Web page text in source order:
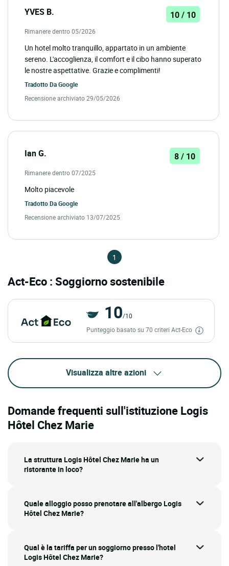
YVES B. 10 / 10
Rimanere dentro 05/2026
Un hotel molto tranquillo, appartato in un ambiente
sereno. L'accoglienza, il comfort e il cibo hanno superato
le nostre aspettative. Grazie e complimenti!
Tradotto DaGoogle
Recensione archiviato 29/05/2026
Ian G. 8 / 10
Rimanere dentro 07/2025
Molto piacevole
Tradotto DaGoogle
Recensione archiviato 13/07/2025
1
Act-Eco : Soggiorno sostenibile
10/10
Punteggio basato su 70 criteri Act-Eco
Visualizza altre azioni
Domande frequenti sull'istituzione Logis
Hôtel Chez Marie
La struttura Logis Hôtel Chez Marie ha un
ristorante in loco?
Quale alloggio posso prenotare all'albergo Logis
Hôtel Chez Marie?
Qual è la tariffa per un soggiorno presso l'hotel
Logis Hôtel Chez Marie?